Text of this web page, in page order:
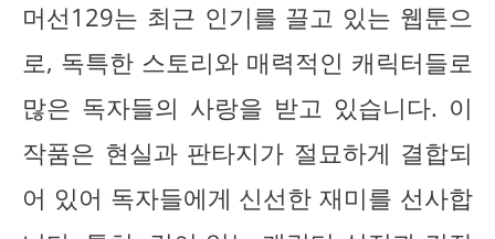
머선129는 최근 인기를 끌고 있는 웹툰으
로, 독특한 스토리와 매력적인 캐릭터들로
많은 독자들의 사랑을 받고 있습니다. 이
작품은 현실과 판타지가 절묘하게 결합되
어 있어 독자들에게 신선한 재미를 선사합